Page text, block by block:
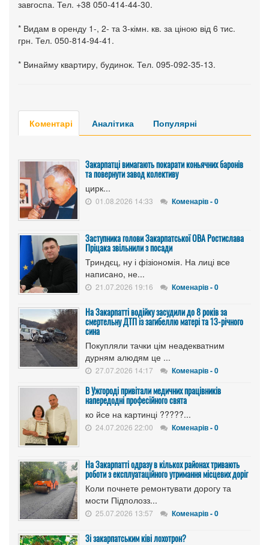
завгоспа. Тел. +38 050-414-44-30.
* Видам в оренду 1-, 2- та 3-кімн. кв. за ціною від 6 тис.
грн. Тел. 050-814-94-41.
* Винайму квартиру, будинок. Тел. 095-092-35-13.
Коментарі Аналітика Популярні
Закарпатці вимагають покарати коньячних баронів
та повернути завод колективу
цирк...
01.08.2026 14:33 Коменарів - 0
Заступника голови Закарпатської ОВА Ростислава
Пріцака звільнили з посади
Триндєц, ну і фізіономія. На лиці все
написано, не...
21.07.2026 19:16 Коменарів - 0
На Закарпатті водійку засудили до 8 років за
смертельну ДТП із загибеллю матері та 13-річного
сина
Покупляли тачки цім неадекватним
дурням алюдям це ...
27.07.2026 14:17 Коменарів - 0
В Ужгороді привітали медичних працівників
напередодні професійного свята
ко йсе на картинці ?????...
24.07.2026 22:00 Коменарів - 0
На Закарпатті одразу в кількох районах тривають
роботи з експлуатаційного утримання місцевих доріг
Коли почнете ремонтувати дорогу та
мости Підполозз...
25.07.2026 13:57 Коменарів - 0
Зі закарпатським ківі лохотрон?